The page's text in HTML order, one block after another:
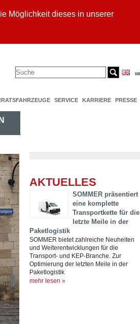
Möglichkeit dieses in unserer
SERVICE KARRIERE PRESSE
AKTUELLES
SOMMER präsentiert
eine komplette
Transportkette für die
letzte Meile in der
Paketlogistik
SOMMER bietet zahlreiche Neuheiten
und Weiterentwicklungen für die
Transport- und KEP-Branche. Zur
Optimierung der letzten Meile in der
Paketlogistik
mehr lesen »